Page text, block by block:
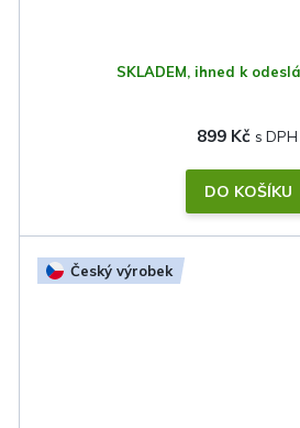
SKLADEM, ihned k
899 Kč
DO KOŠÍKU
Český výrobek